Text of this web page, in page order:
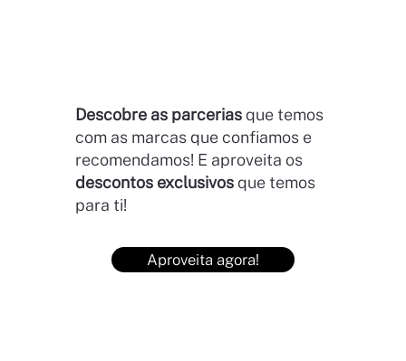
Descobre as parcerias que temos
com as marcas que confiamos e
recomendamos! E aproveita os
descontos exclusivos que temos
para ti!
Aproveita agora!